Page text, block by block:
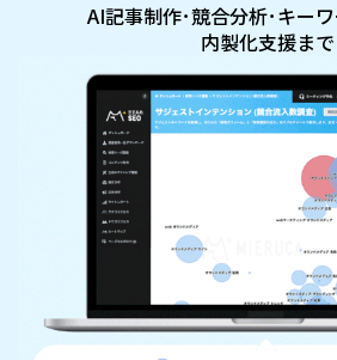
AI記事制作･競合分析･キー
内製化支援まで